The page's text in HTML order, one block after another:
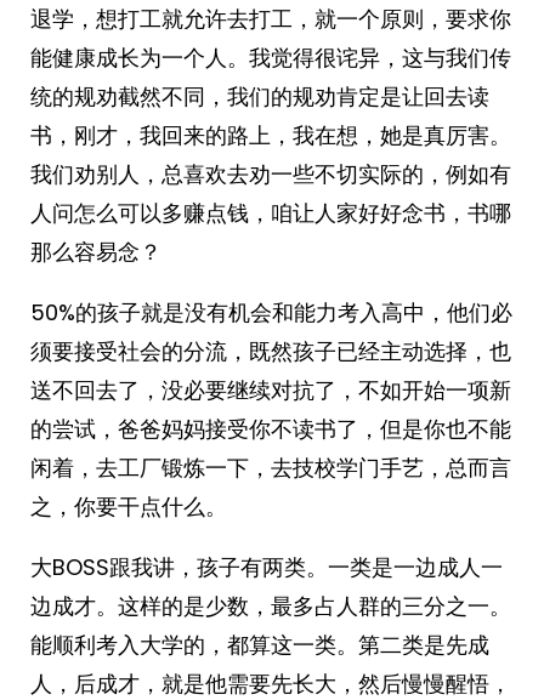
退学，想打工就允许去打工，就一个原则，要求你
能健康成长为一个人。我觉得很诧异，这与我们传
统的规劝截然不同，我们的规劝肯定是让回去读
书，刚才，我回来的路上，我在想，她是真厉害。
我们劝别人，总喜欢去劝一些不切实际的，例如有
人问怎么可以多赚点钱，咱让人家好好念书，书哪
那么容易念？
50%的孩子就是没有机会和能力考入高中，他们必
须要接受社会的分流，既然孩子已经主动选择，也
送不回去了，没必要继续对抗了，不如开始一项新
的尝试，爸爸妈妈接受你不读书了，但是你也不能
闲着，去工厂锻炼一下，去技校学门手艺，总而言
之，你要干点什么。
大BOSS跟我讲，孩子有两类。一类是一边成人一
边成才。这样的是少数，最多占人群的三分之一。
能顺利考入大学的，都算这一类。第二类是先成
人，后成才，就是他需要先长大，然后慢慢醒悟，